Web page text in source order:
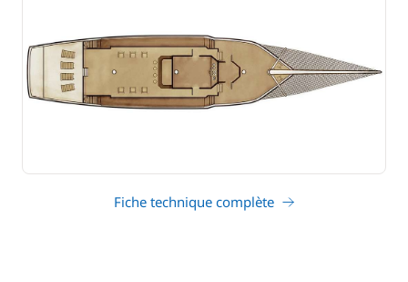
Fiche technique complète